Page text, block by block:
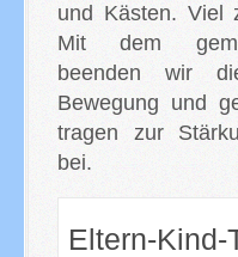
und Kästen. Viel
Mit dem
beenden wir
Bewegung und
tragen zur
bei.
Eltern-Kind-